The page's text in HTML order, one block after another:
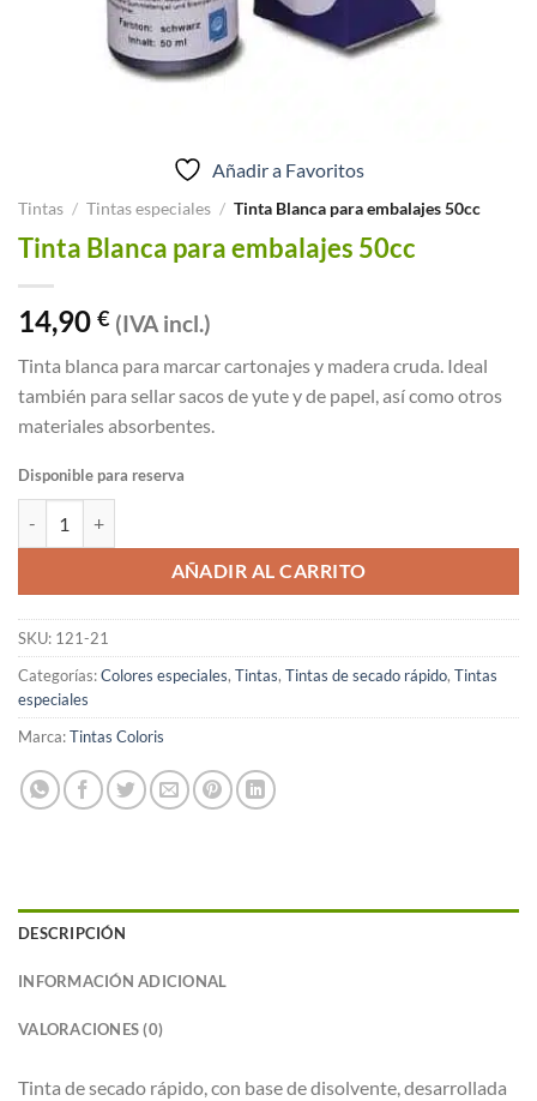
Añadir a Favoritos
Tintas / Tintas especiales / Tinta Blanca para embalajes 50cc
Tinta Blanca para embalajes 50cc
14,90 € (IVA incl.)
Tinta blanca para marcar cartonajes y madera cruda. Ideal
también para sellar sacos de yute y de papel, así como otros
materiales absorbentes.
Disponible para reserva
AÑADIR AL CARRITO
SKU: 121-21
Categorías:Colores especiales, Tintas, Tintas de secado rápido, Tintas
especiales
Marca:Tintas Coloris
DESCRIPCIÓN
INFORMACIÓN ADICIONAL
VALORACIONES (0)
Tinta de secado rápido, con base de disolvente, desarrollada